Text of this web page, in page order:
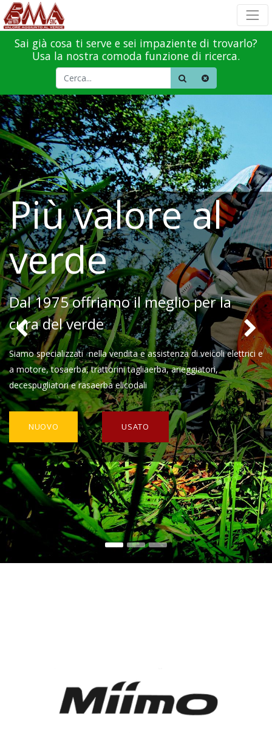
Sai già cosa ti serve e sei impaziente di trovarlo?
Usa la nostra comoda funzione di ricerca.
Più valore al
verde
Dal 1975 offriamo il meglio per la
cura del verde
Siamo specializzati nella vendita e assistenza di veicoli elettrici e
a motore, tosaerba, trattorini tagliaerba, arieggiatori,
decespugliatori e rasaerba elicodali
NUOVO USATO
Precedente